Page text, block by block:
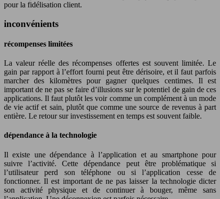
pour la fidélisation client.
inconvénients
récompenses limitées
La valeur réelle des récompenses offertes est souvent limitée. Le
gain par rapport à l’effort fourni peut être dérisoire, et il faut parfois
marcher des kilomètres pour gagner quelques centimes. Il est
important de ne pas se faire d’illusions sur le potentiel de gain de ces
applications. Il faut plutôt les voir comme un complément à un mode
de vie actif et sain, plutôt que comme une source de revenus à part
entière. Le retour sur investissement en temps est souvent faible.
dépendance à la technologie
Il existe une dépendance à l’application et au smartphone pour
suivre l’activité. Cette dépendance peut être problématique si
l’utilisateur perd son téléphone ou si l’application cesse de
fonctionner. Il est important de ne pas laisser la technologie dicter
son activité physique et de continuer à bouger, même sans